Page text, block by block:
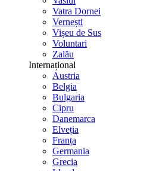
Vatra Dornei
Vernești
Vișeu de Sus
Voluntari
Zalău
Internațional
Austria
Belgia
Bulgaria
Cipru
Danemarca
Elveția
Franța
Germania
Grecia